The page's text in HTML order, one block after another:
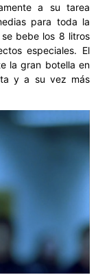
a su tarea
para toda la
bebe los 8 litros
especiales. El
la gran botella en
y a su vez más